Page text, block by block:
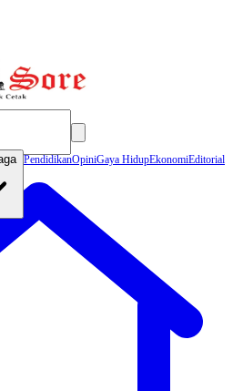
PendidikanOpiniGaya HidupEkonomiEditorial